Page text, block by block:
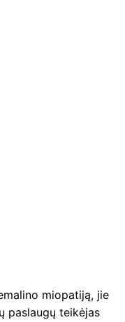
miopatiją, jie
paslaugų teikėjas